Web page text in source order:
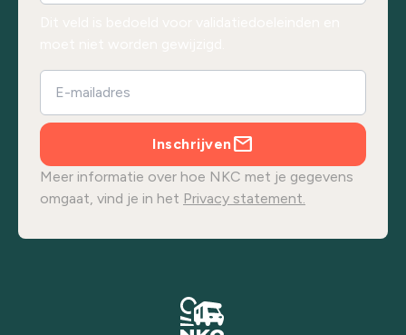
Inschrijven
Meer informatie over hoe NKC met je gegevens
omgaat, vind je in het Privacy statement.